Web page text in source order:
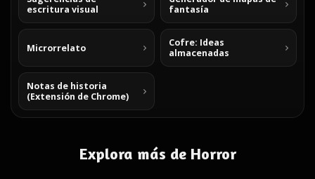
escritura visual
fantasía
Microrrelato
Cofre: Ideas
almacenadas
Notas de historia
(Extensión de Chrome)
Explora más de Horror